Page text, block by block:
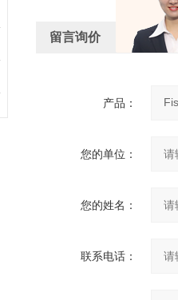
留言询价
产品：
您的单位：
您的姓名：
联系电话：